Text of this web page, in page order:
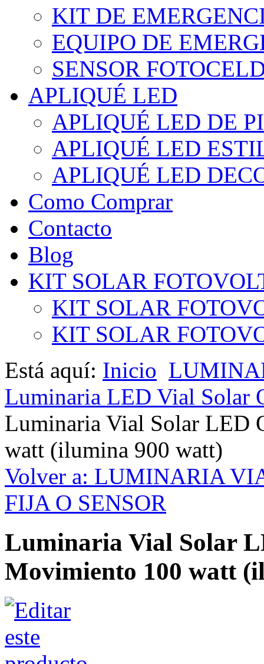
KIT DE
EQUIPO DE
SENSOR
APLIQUÉ LED
APLIQUÉ LED DE
APLIQUÉ LED
APLIQUÉ LED
Como Comprar
Contacto
Blog
KIT SOLAR
KIT SOLAR
KIT SOLAR
Está aquí: Inicio
Luminaria LED Vial Solar
Luminaria Vial Solar LED
watt (ilumina 900 watt)
Volver a: LUMINARIA
FIJA O SENSOR
Luminaria Vial Solar
Movimiento 100 watt